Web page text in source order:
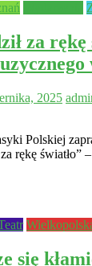
za rękę
2025
Polskiej
rękę światło”
się